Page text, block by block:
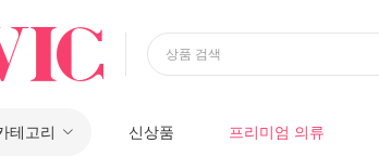
상품 검색
테고리 신상품 프리미엄 의류